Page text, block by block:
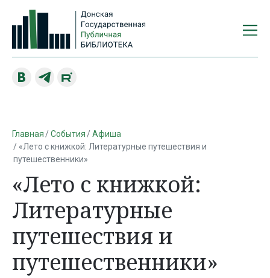
Главная События
Афиша
«Лето с книжкой: Литературные путешествия и
путешественники»
«Лето с книжкой:
Литературные
путешествия и
путешественники»